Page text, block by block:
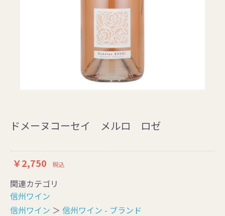
ドメーヌコーセイ メルロ ロゼ
￥2,750 税込
関連カテゴリ
信州ワイン
信州ワイン ＞ 信州ワイン - ブランド